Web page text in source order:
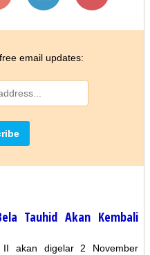
email updates:
Tauhid Akan Kembali
akan digelar 2 November